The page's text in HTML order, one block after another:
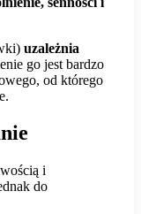
uzależnia
go jest bardzo
od którego
i
do